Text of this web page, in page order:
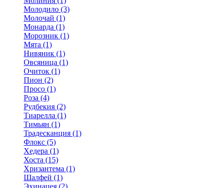
Молодило (3)
Молочай (1)
Монарда (1)
Морозник (1)
Мята (1)
Нивяник (1)
Овсяница (1)
Очиток (1)
Пион (2)
Просо (1)
Роза (4)
Рудбекия (2)
Тиарелла (1)
Тимьян (1)
Традесканция (1)
Флокс (5)
Хедера (1)
Хоста (15)
Хризантема (1)
Шалфей (1)
Эхинацея (2)